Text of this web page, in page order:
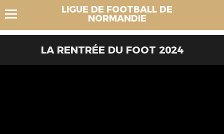
LIGUE DE FOOTBALL DE
NORMANDIE
LA RENTRÉE DU FOOT 2024